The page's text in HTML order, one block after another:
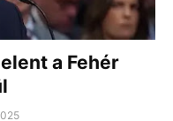
a Fehér